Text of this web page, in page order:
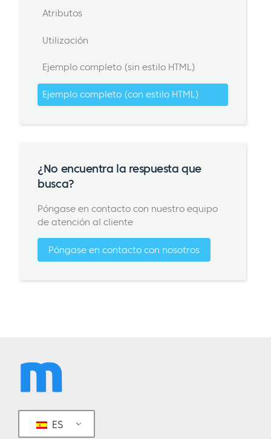
Atributos
Utilización
Ejemplo completo (sin estilo HTML)
Ejemplo completo (con estilo HTML)
¿No encuentra la respuesta que
busca?
Póngase en contacto con nuestro equipo
de atención al cliente
Póngase en contacto con nosotros
ES